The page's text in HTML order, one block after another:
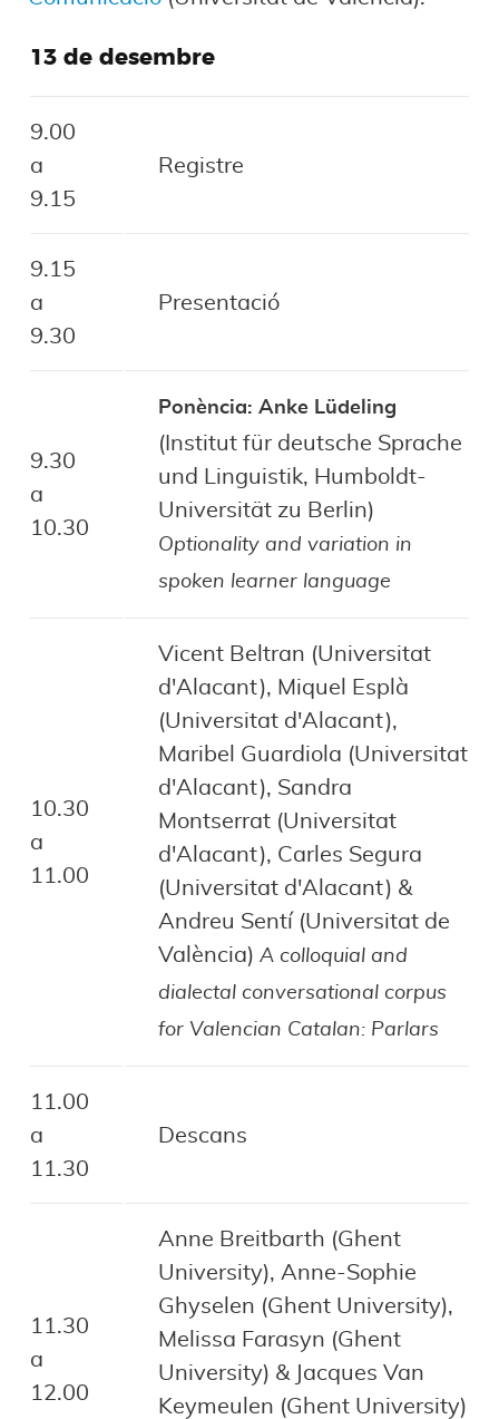
13 de desembre
9.00
a
9.15
Registre
9.15
a
9.30
Presentació
9.30
a
10.30
Ponència: Anke Lüdeling
(Institut für deutsche Sprache
und Linguistik, Humboldt-
Universität zu Berlin)
Optionality and variation in
spoken learner language
10.30
a
11.00
Vicent Beltran (Universitat
d'Alacant), Miquel Esplà
(Universitat d'Alacant),
Maribel Guardiola (Universitat
d'Alacant), Sandra
Montserrat (Universitat
d'Alacant), Carles Segura
(Universitat d'Alacant) &
Andreu Sentí (Universitat de
València) A colloquial and
dialectal conversational corpus
for Valencian Catalan: Parlars
11.00
a
11.30
Descans
11.30
a
12.00
Anne Breitbarth (Ghent
University), Anne-Sophie
Ghyselen (Ghent University),
Melissa Farasyn (Ghent
University) & Jacques Van
Keymeulen (Ghent University)